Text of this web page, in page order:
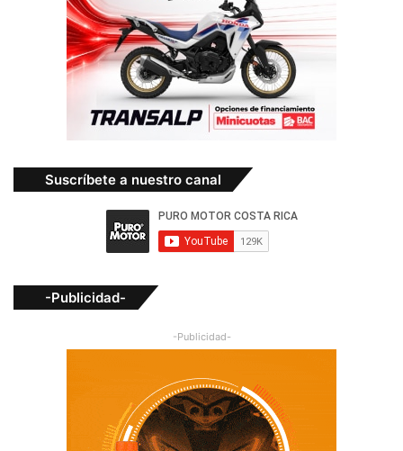
Suscríbete a nuestro canal
-Publicidad-
-Publicidad-